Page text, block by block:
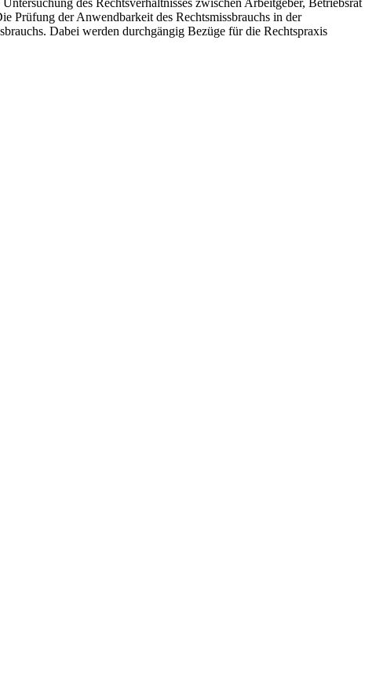
des Rechtsverhältnisses zwischen Arbeitgeber, Betriebsrat
Prüfung der Anwendbarkeit des Rechtsmissbrauchs in der
Dabei werden durchgängig Bezüge für die Rechtspraxis